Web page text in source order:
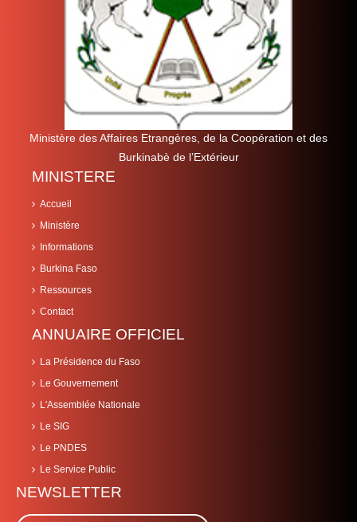
Ministère des Affaires Etrangères, de la Coopération et des
Burkinabè de l’Extérieur
MINISTERE
Accueil
Ministère
Informations
Burkina Faso
Ressources
Contact
ANNUAIRE OFFICIEL
La Présidence du Faso
Le Gouvernement
L'Assemblée Nationale
Le SIG
Le PNDES
Le Service Public
NEWSLETTER